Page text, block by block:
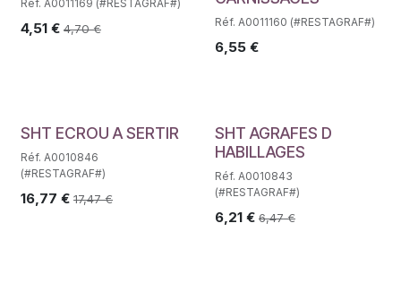
Réf. A0011169 (#RESTAGRAF#)
4,51 € 4,70€ Réf. A0011160 (#RESTAGRAF#)
6,55€
SHT ECROU A SERTIR
Réf. A0010846
(#RESTAGRAF#)
16,77 € 17,47€
SHT AGRAFES D
HABILLAGES
Réf. A0010843
(#RESTAGRAF#)
6,21€ 6,47€